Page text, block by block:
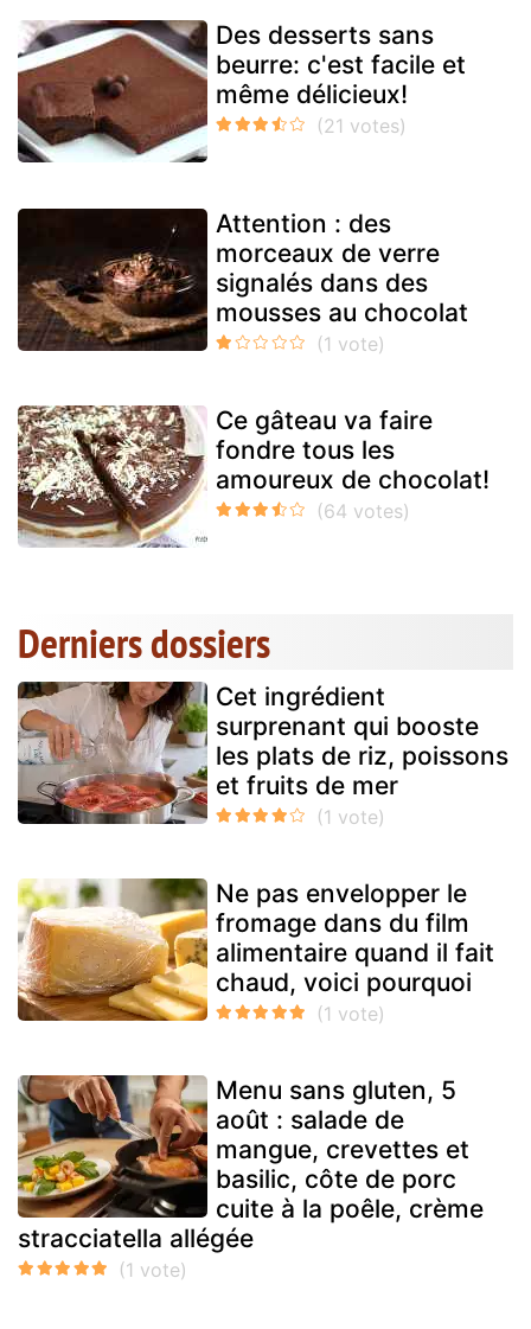
Des desserts sans
beurre: c'est facile et
même délicieux!
Attention : des
morceaux de verre
signalés dans des
mousses au chocolat
Ce gâteau va faire
fondre tous les
amoureux de chocolat!
Derniers dossiers
Cet ingrédient
surprenant qui booste
les plats de riz, poissons
et fruits de mer
Ne pas envelopper le
fromage dans du film
alimentaire quand il fait
chaud, voici pourquoi
Menu sans gluten, 5
août : salade de
mangue, crevettes et
basilic, côte de porc
cuite à la poêle, crème
stracciatella allégée